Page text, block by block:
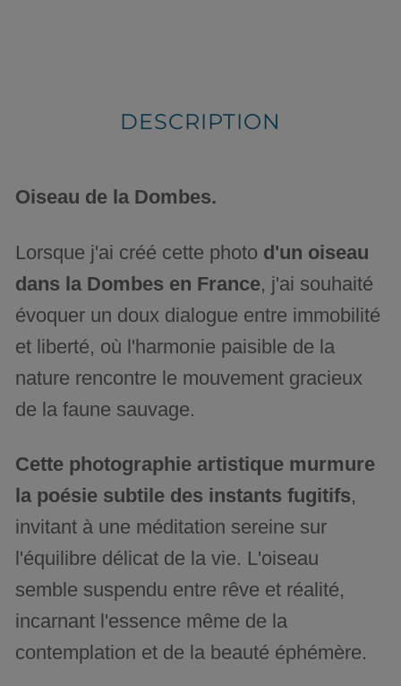
DESCRIPTION
Oiseau de la Dombes.
Lorsque j'ai créé cette photo d'un oiseau
dans la Dombes en France, j'ai souhaité
évoquer un doux dialogue entre immobilité
et liberté, où l'harmonie paisible de la
nature rencontre le mouvement gracieux
de la faune sauvage.
Cette photographie artistique murmure
la poésie subtile des instants fugitifs,
invitant à une méditation sereine sur
l'équilibre délicat de la vie. L'oiseau
semble suspendu entre rêve et réalité,
incarnant l'essence même de la
contemplation et de la beauté éphémère.